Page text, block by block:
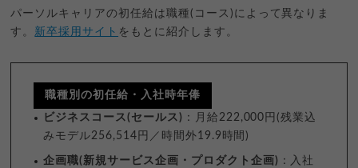
パーソルキャリアの初任給は職種(コース)によって異なりま
す。 新卒採用サイト をもとに紹介します。
職種別の初任給・入社時年俸
ビジネスコース(セールス) ：月給222,000円(残業込
みモデル256,514円／時間外19.9時間)
企画職(新規サービス企画・プロダクト企画) ：入社